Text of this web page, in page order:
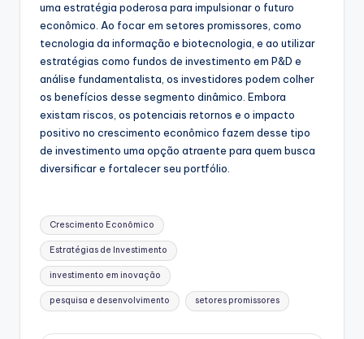
uma estratégia poderosa para impulsionar o futuro
econômico. Ao focar em setores promissores, como
tecnologia da informação e biotecnologia, e ao utilizar
estratégias como fundos de investimento em P&D e
análise fundamentalista, os investidores podem colher
os benefícios desse segmento dinâmico. Embora
existam riscos, os potenciais retornos e o impacto
positivo no crescimento econômico fazem desse tipo
de investimento uma opção atraente para quem busca
diversificar e fortalecer seu portfólio.
Tags:
Crescimento Econômico
Estratégias de Investimento
investimento em inovação
pesquisa e desenvolvimento setores promissores